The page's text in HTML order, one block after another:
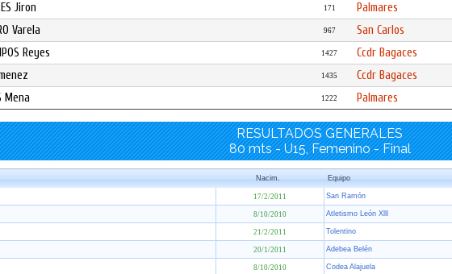
Jiron 171 Palmares
Varela 967 San Carlos
Reyes 1427 Ccdr Bagaces
1435 Ccdr Bagaces
Mena 1222 Palmares
RESULTADOS GENERALES
80 mts - U15, Femenino - Final
Nacim. Equipo
17/2/2011 San Ramón
8/10/2010 Atletismo León Xlll
21/2/2011 Tolentino
20/1/2011 Adebea Belén
8/10/2010 Codea Alajuela